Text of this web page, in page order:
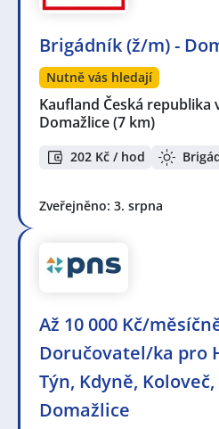
Brigádník (ž/m) -
Nutně vás hledají
Kaufland Česká republika
Domažlice(7 km)
202 Kč / hod
Zveřejněno: 3. srpna
Až 10 000 Kč/
Doručovatel/ka pro
Týn, Kdyně, Koloveč,
Domažlice